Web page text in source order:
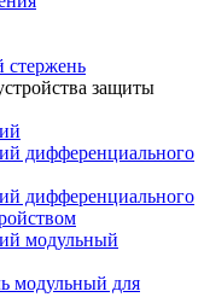
стержень
защиты
дифференциального
дифференциального
модульный
модульный для